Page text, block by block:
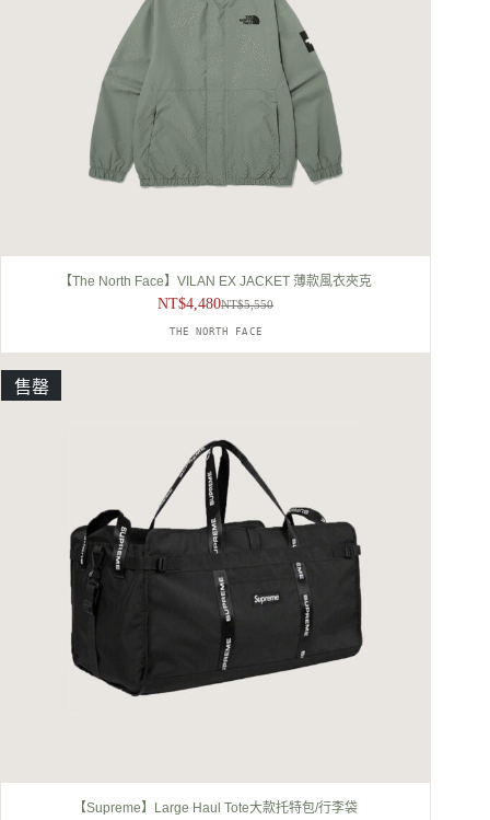
【The North Face】VILAN EX JACKET 薄款風衣夾克
NT$5,550
始
NT$4,480
前
THE NORTH FACE
售罄
【Supreme】Large Haul Tote大款托特包/行李袋